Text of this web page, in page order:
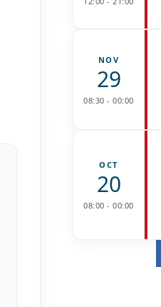
NOV
29
08:30 - 00:00
OCT
20
08:00 - 00:00